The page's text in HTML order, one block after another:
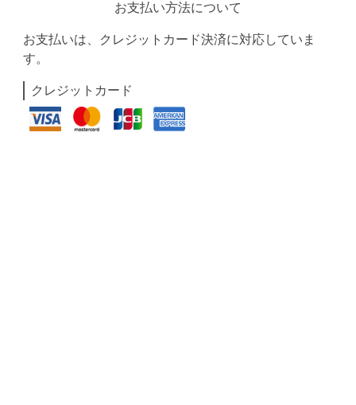
お支払い方法について
お支払いは、クレジットカード決済に対応していま
す。
クレジットカード